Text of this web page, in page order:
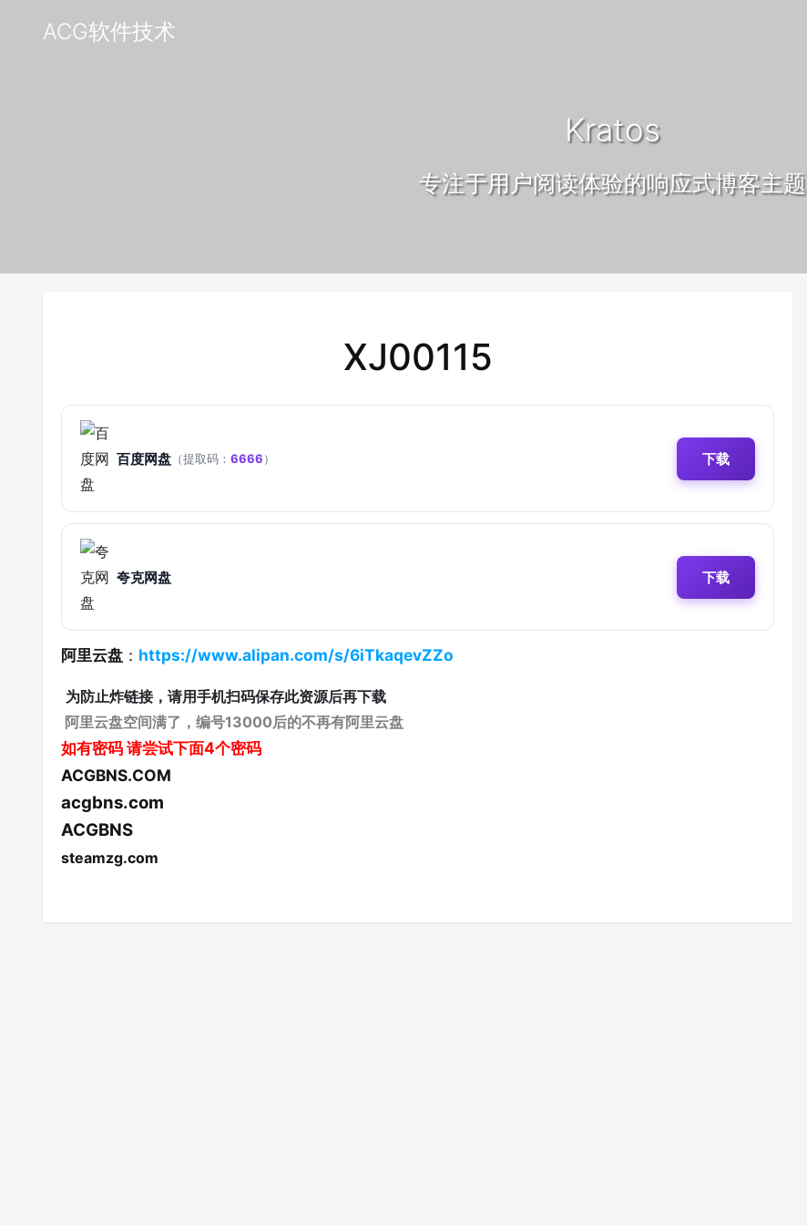
ACG软件技术
Kratos
专注于用户阅读体验的响应式博客主题
XJ00115
百度网盘 （提取码： 6666） 下载
夸克网盘 下载
阿里云盘 ： https://www.alipan.com/s/6iTkaqevZZo
为防止炸链接，请用手机扫码保存此资源后再下载
阿里云盘空间满了，编号13000后的不再有阿里云盘
如有密码请尝试下面4个密码
ACGBNS.COM
acgbns.com
ACGBNS
steamzg.com